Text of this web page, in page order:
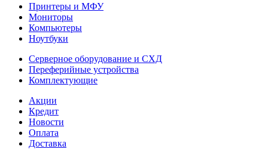
Принтеры и МФУ
Мониторы
Компьютеры
Ноутбуки
Серверное оборудование и СХД
Переферийные устройства
Комплектующие
Акции
Кредит
Новости
Оплата
Доставка